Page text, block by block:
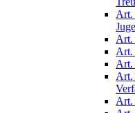
Art.
Art.
Art.
Art.
Art.
Art.